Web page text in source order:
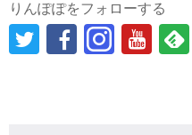
りんぽぽをフォローする